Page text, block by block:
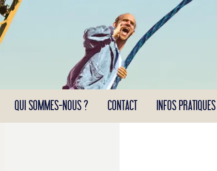
Panneau de gestion des cookies
QUI SOMMES-NOUS ? CONTACT INFOS PRATIQUES